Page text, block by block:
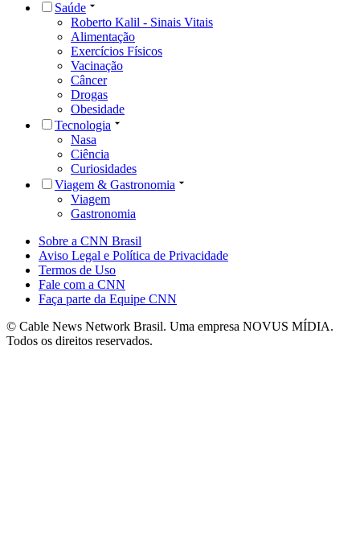
Saúde
Roberto Kalil - Sinais Vitais
Alimentação
Exercícios Físicos
Vacinação
Câncer
Drogas
Obesidade
Tecnologia
Nasa
Ciência
Curiosidades
Viagem & Gastronomia
Viagem
Gastronomia
Sobre a CNN Brasil
Aviso Legal e Política de Privacidade
Termos de Uso
Fale com a CNN
Faça parte da Equipe CNN
© Cable News Network Brasil. Uma empresa NOVUS MÍDIA.
Todos os direitos reservados.